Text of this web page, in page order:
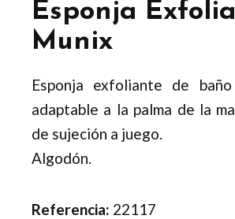
Esponja
Munix
Esponja exfoliante de
adaptable a la palma de la
de sujeción a juego.
Algodón.
Referencia: 22117